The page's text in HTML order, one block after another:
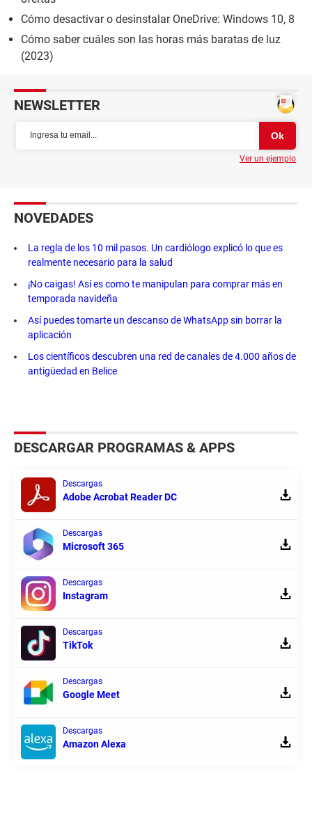
Cómo desactivar o desinstalar OneDrive: Windows 10, 8
Cómo saber cuáles son las horas más baratas de luz
(2023)
NEWSLETTER
Ver un ejemplo
NOVEDADES
La regla de los 10 mil pasos. Un cardiólogo explicó lo que es
realmente necesario para la salud
¡No caigas! Así es como te manipulan para comprar más en
temporada navideña
Así puedes tomarte un descanso de WhatsApp sin borrar la
aplicación
Los científicos descubren una red de canales de 4.000 años de
antigüedad en Belice
DESCARGAR PROGRAMAS & APPS
Descargas
Adobe Acrobat Reader DC
Descargas
Microsoft 365
Descargas
Instagram
Descargas
TikTok
Descargas
Google Meet
Descargas
Amazon Alexa